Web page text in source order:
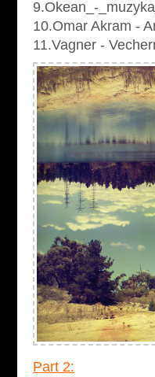
9.Okean_-
10.Omar Akram -
11.Vagner -
Part 2: